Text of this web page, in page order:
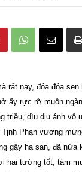
rất nay, đóa đóa sen
ấy rực rỡ muôn
triều, dìu dịu ánh
Phạn vương
gậy hạ san, đã nửa
hai tướng tốt, tám